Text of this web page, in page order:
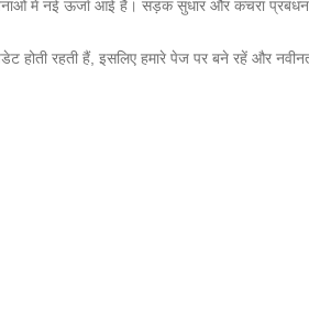
में नई ऊर्जा आई है। सड़क सुधार और कचरा
रहती हैं, इसलिए हमारे पेज पर बने रहें और